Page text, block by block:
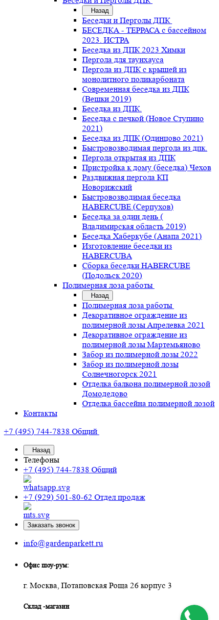
Назад
Беседки и Перголы ДПК
БЕСЕДКА - ТЕРРАСА с бассейном
2023. ИСТРА
Беседка из ДПК 2023 Химки
Пергола для таунхауса
Пергола из ДПК с крышей из
монолитного поликарбоната
Современная беседка из ДПК
(Вешки 2019)
Беседка из ДПК.
Беседка с печкой (Новое Ступино
2021)
Беседка из ДПК (Одинцово 2021)
Быстровозводимая пергола из дпк.
Пергола открытая из ДПК
Пристройка к дому (беседка) Чехов
Раздвижная пергола КП
Новорижский
Быстровозводимая беседка
HABERCUBE (Серпухов)
Беседка за один день (
Владимирская область 2019)
Беседка Хаберкубе (Анапа 2021)
Изготовление беседки из
HABERCUBA
Сборка беседки HABERCUBE
(Подольск 2020)
Полимерная лоза работы
Назад
Полимерная лоза работы
Декоративное ограждение из
полимерной лозы Апрелевка 2021
Декоративное ограждение из
полимерной лозы Мартемьяново
Забор из полимерной лозы 2022
Забор из полимерной лозы
Солнечногорск 2021
Отделка балкона полимерной лозой
Домодедово
Отделка бассейна полимерной лозой
Контакты
+7 (495) 744-7838 Общий
Назад
Телефоны
+7 (495) 744-7838 Общий
+7 (929) 501-80-62 Отдел продаж
Заказать звонок
info@gardenparkett.ru
Офис шоу-рум:
г. Москва, Потаповская Роща 26 корпус 3
Склад -магазин